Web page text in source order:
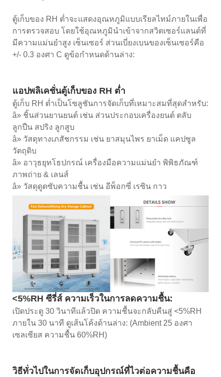
ตู้เก็บของ RH ต่ำจะแสดงอุณหภูมิแบบเรียลไทม์ภายในเพื่อ
การตรวจสอบ โดยใช้อุณหภูมินำเข้าจากสวิตเซอร์แลนด์ที่
มีความแม่นยำสูง เซ็นเซอร์ ส่วนเบี่ยงเบนของเซ็นเซอร์คือ
+/- 0.3 องศา C ดูข้อกำหนดด้านล่าง:
แอปพลิเคชั่นตู้เก็บของ RH ต่ำ
ตู้เก็บ RH ต่ำเป็นโซลูชันการจัดเก็บที่เหมาะสมที่สุดสำหรับ:
â» ชิ้นส่วนยานยนต์ เช่น ส่วนประกอบเครื่องยนต์ ตลับ
ลูกปืน สปริง ลูกสูบ
â» วัสดุทางเภสัชกรรม เช่น ยาสมุนไพร ยาเม็ด แคปซูล
วัตถุดิบ
â» อาวุธยุทโธปกรณ์ เครื่องมือความแม่นยำ พิพิธภัณฑ์
ภาพถ่าย & เลนส์
â» วัสดุดูดซับความชื้น เช่น อีพ็อกซี่ เรซิน กาว
<5%RH ซีรี่ส์ ความเร็วในการลดความชื้น:
เปิดประตู 30 วินาทีแล้วปิด ความชื้นจะกลับคืนสู่ <5%RH
ภายใน 30 นาที ดูเส้นโค้งด้านล่าง: (Ambient 25 องศา
เซลเซียส ความชื้น 60%RH)
วิธีทั่วไปในการจัดเก็บอุปกรณ์ที่ไวต่อความชื้นคือ